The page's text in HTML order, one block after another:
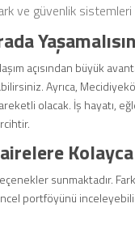
ve güvenlik
açısından büyük
Ayrıca,
olacak. İş hayatı,
Kolayca
sunmaktadır.
portföyünü